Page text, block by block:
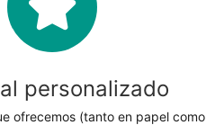
personalizado
ofrecemos (tanto en papel como